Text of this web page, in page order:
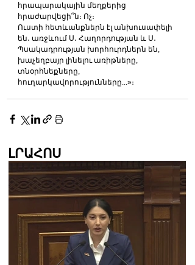
հրապարակային մեղքերից
հրաժարվեցի՞ն։ Ոչ։
Ուստի հետևանքներն էլ անխուսափելի
են․ առջևում Ս․ Հաղորդության և Ս․
Պսակադրության խորհուրդներն են,
խաչեղբայր լինելու առիթները,
տնօրհնեքները,
հուղարկավորությունները...»։
ԼՐԱՀՈՍ